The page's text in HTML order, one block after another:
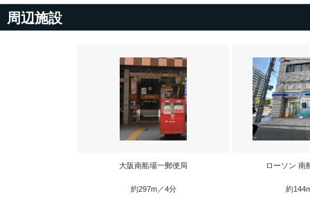
周辺施設
大阪南船場一郵便局
約297m／4分
ローソン 南
約